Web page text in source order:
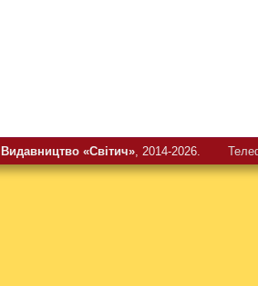
Видавництво «Свiтич», 2014-2026.